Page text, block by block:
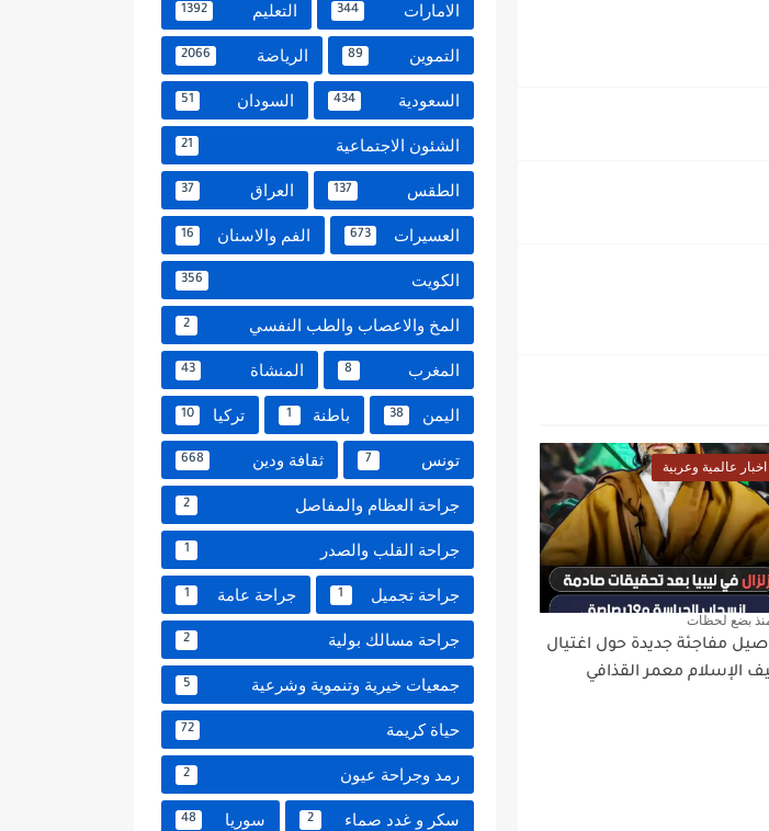
اخبار عالمية وعربية
بضع لحظات
مفاجئة جديدة حول اغتيال
الإسلام معمر القذافي
الامارات 344 التعليم 1392
التموين 89 الرياضة 2066
السعودية 434 السودان 51
الشئون الاجتماعية 21
الطقس 137 العراق 37
العسيرات 673 الفم والاسنان 16
الكويت 356
المخ والاعصاب والطب النفسي 2
المغرب 8 المنشاة 43
اليمن 38 باطنة 1 تركيا 10
تونس 7 ثقافة ودين 668
جراحة العظام والمفاصل 2
جراحة القلب والصدر 1
جراحة تجميل 1 جراحة عامة 1
جراحة مسالك بولية 2
جمعيات خيرية وتنموية وشرعية 5
حياة كريمة 72
رمد وجراحة عيون 2
سكر و غدد صماء 2 سوريا 48